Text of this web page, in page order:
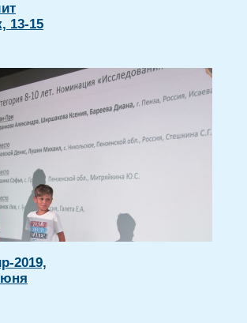
13-15
2019,